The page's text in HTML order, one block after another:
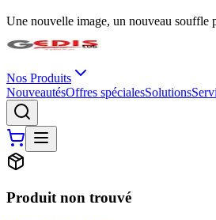
Une nouvelle image, un nouveau souffle
Nos Produits
NouveautésOffres spécialesSolutions
Produit non trouvé